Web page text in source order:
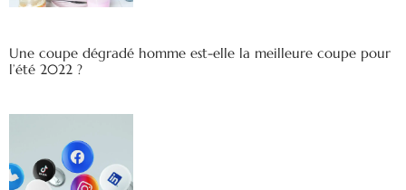
Une coupe dégradé homme est-elle la meilleure coupe pour
l’été 2022 ?